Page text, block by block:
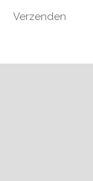
Verzenden